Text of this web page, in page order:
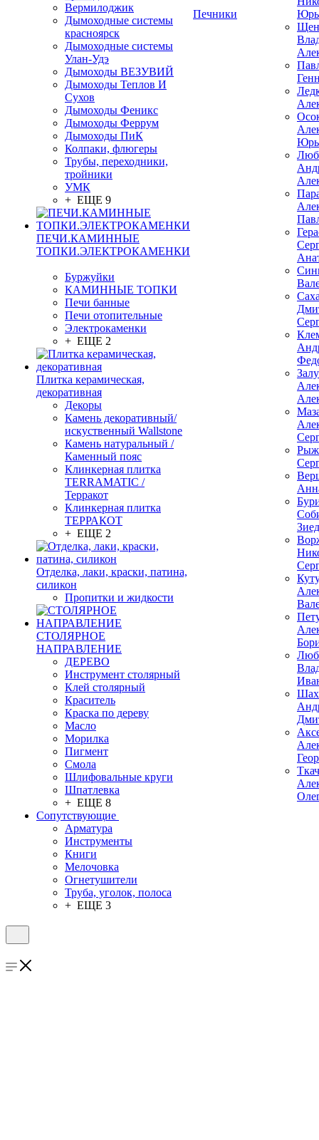
Вермилоджик
Дымоходные системы
красноярск
Дымоходные системы
Улан-Удэ
Дымоходы ВЕЗУВИЙ
Дымоходы Теплов И
Сухов
Дымоходы Феникс
Дымоходы Феррум
Дымоходы ПиК
Колпаки, флюгеры
Трубы, переходники,
тройники
УМК
+ ЕЩЕ 9
ПЕЧИ.КАМИННЫЕ
ТОПКИ.ЭЛЕКТРОКАМЕНКИ
Буржуйки
КАМИННЫЕ ТОПКИ
Печи банные
Печи отопительные
Электрокаменки
+ ЕЩЕ 2
Плитка керамическая,
декоративная
Декоры
Камень декоративный/
искуственный Wallstone
Камень натуральный /
Каменный пояс
Клинкерная плитка
TERRAMATIC /
Терракот
Клинкерная плитка
ТЕРРАКОТ
+ ЕЩЕ 2
Отделка, лаки, краски, патина,
силикон
Пропитки и жидкости
СТОЛЯРНОЕ
НАПРАВЛЕНИЕ
ДЕРЕВО
Инструмент столярный
Клей столярный
Краситель
Краска по дереву
Масло
Морилка
Пигмент
Смола
Шлифовальные круги
Шпатлевка
+ ЕЩЕ 8
Сопутствующие
Арматура
Инструменты
Книги
Мелочовка
Огнетушители
Труба, уголок, полоса
+ ЕЩЕ 3
Печники